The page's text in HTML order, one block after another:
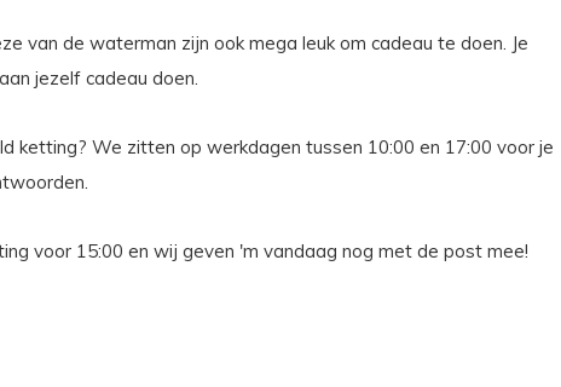
van de waterman zijn ook mega leuk om cadeau te doen. Je
jezelf cadeau doen.
ketting? We zitten op werkdagen tussen 10:00 en 17:00 voor je
voor 15:00 en wij geven 'm vandaag nog met de post mee!